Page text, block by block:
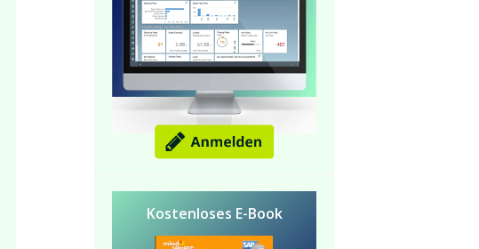
Kostenloses E-Book